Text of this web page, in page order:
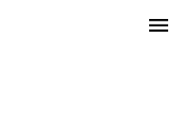
menu